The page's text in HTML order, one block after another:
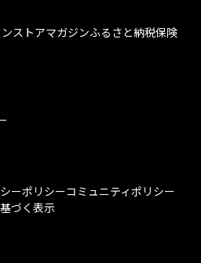
ストアマガジンふるさと納税保険
ーポリシーコミュニティポリシー
づく表示